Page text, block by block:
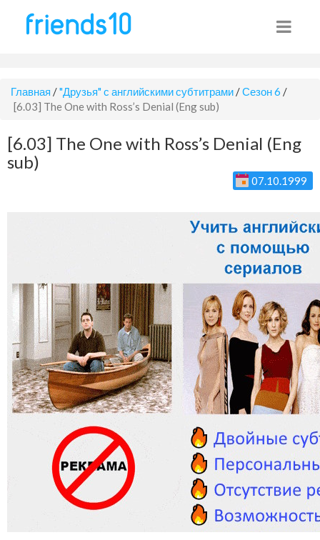
Главная /"Друзья" с английскими субтитрами /Сезон 6 /
[6.03] The One with Ross’s Denial (Eng sub)
[6.03] The One with Ross’s Denial (Eng
sub)
07.10.1999